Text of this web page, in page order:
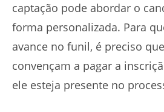
captação pode abordar o
forma personalizada. Para
avance no funil, é preciso
convençam a pagar a
ele esteja presente no